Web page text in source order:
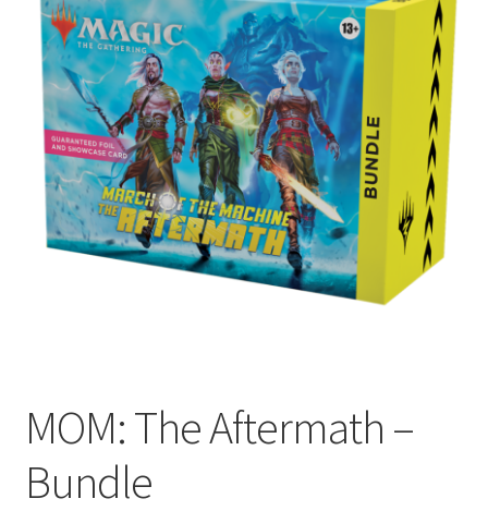
MOM: The Aftermath –
Bundle